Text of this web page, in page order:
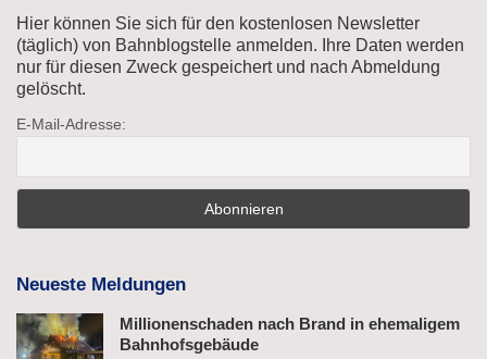
Hier können Sie sich für den kostenlosen Newsletter
(täglich) von Bahnblogstelle anmelden. Ihre Daten werden
nur für diesen Zweck gespeichert und nach Abmeldung
gelöscht.
E-Mail-Adresse:
Neueste Meldungen
Millionenschaden nach Brand in ehemaligem
Bahnhofsgebäude